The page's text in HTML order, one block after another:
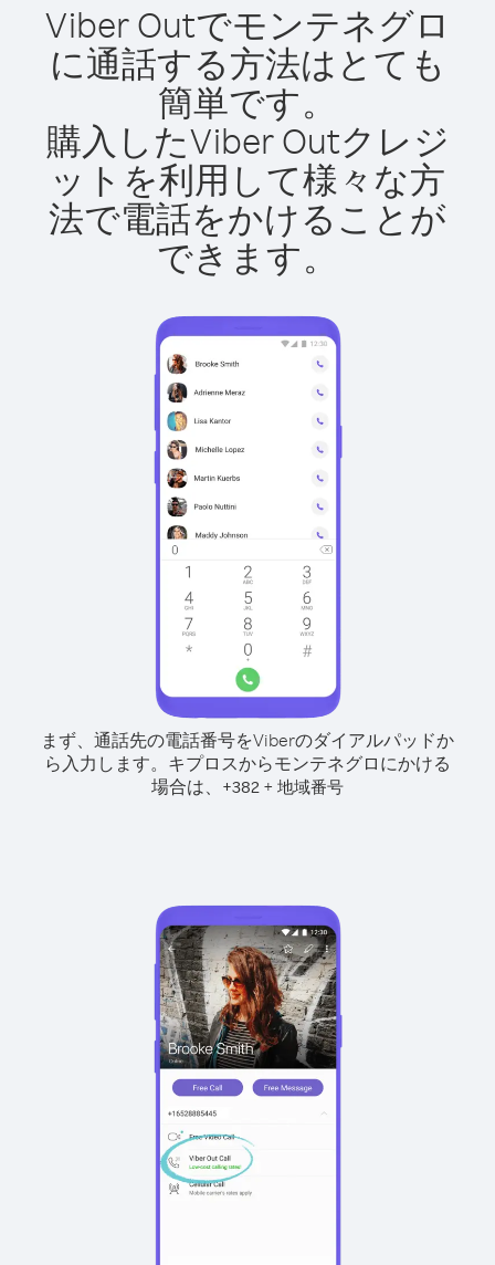
Viber Outでモンテネグロ
に通話する方法はとても
簡単です。
購入したViber Outクレジ
ットを利用して様々な方
法で電話をかけることが
できます。
まず、通話先の電話番号をViberのダイアルパッドか
ら入力します。 キプロスからモンテネグロにかける
場合は、 +382 + 地域番号